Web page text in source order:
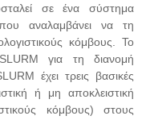
σε ένα σύστημα
αναλαμβάνει να τη
κόμβους. Το
για τη διανομή
έχει τρεις βασικές
ή μη αποκλειστική
κόμβους) στους